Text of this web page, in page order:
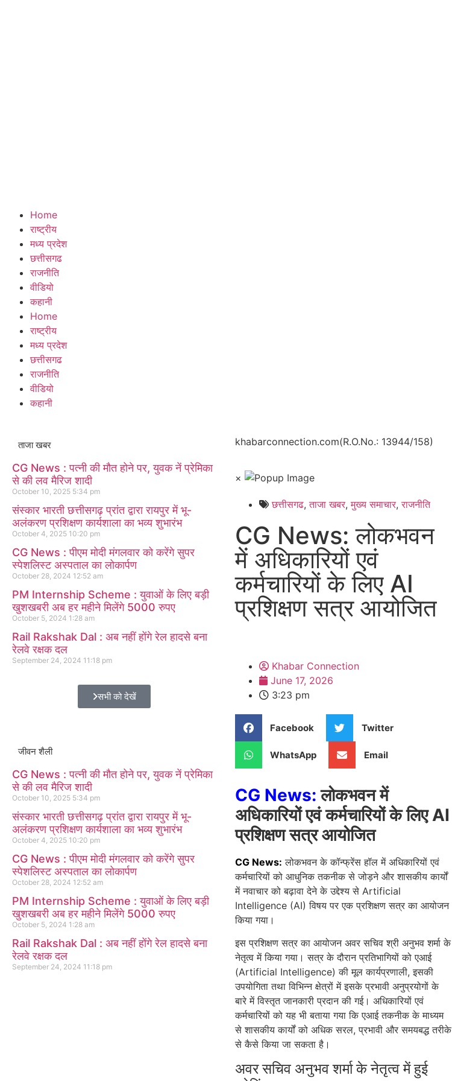
Home
राष्ट्रीय
मध्य प्रदेश
छत्तीसगढ
राजनीति
वीडियो
कहानी
Home
राष्ट्रीय
मध्य प्रदेश
छत्तीसगढ
राजनीति
वीडियो
कहानी
ताजा खबर
CG News : पत्नी की मौत होने पर, युवक नें प्रेमिका
से की लव मैरिज शादी
October 10, 2025 5:34 pm
संस्कार भारती छत्तीसगढ़ प्रांत द्वारा रायपुर में भू-
अलंकरण प्रशिक्षण कार्यशाला का भव्य शुभारंभ
October 4, 2025 10:20 pm
CG News : पीएम मोदी मंगलवार को करेंगे सुपर
स्पेशलिस्ट अस्पताल का लोकार्पण
October 28, 2024 12:52 am
PM Internship Scheme : युवाओं के लिए बड़ी
खुशखबरी अब हर महीने मिलेंगे 5000 रुपए
October 5, 2024 1:28 am
Rail Rakshak Dal : अब नहीं होंगे रेल हादसे बना
रेलवे रक्षक दल
September 24, 2024 11:18 pm
सभी को देखें
जीवन शैली
CG News : पत्नी की मौत होने पर, युवक नें प्रेमिका
से की लव मैरिज शादी
October 10, 2025 5:34 pm
संस्कार भारती छत्तीसगढ़ प्रांत द्वारा रायपुर में भू-
अलंकरण प्रशिक्षण कार्यशाला का भव्य शुभारंभ
October 4, 2025 10:20 pm
CG News : पीएम मोदी मंगलवार को करेंगे सुपर
स्पेशलिस्ट अस्पताल का लोकार्पण
October 28, 2024 12:52 am
PM Internship Scheme : युवाओं के लिए बड़ी
खुशखबरी अब हर महीने मिलेंगे 5000 रुपए
October 5, 2024 1:28 am
Rail Rakshak Dal : अब नहीं होंगे रेल हादसे बना
रेलवे रक्षक दल
September 24, 2024 11:18 pm
khabarconnection.com(R.O.No.: 13944/158)
×
छत्तीसगढ,ताजा खबर,मुख्य समाचार​,राजनीति
CG News: लोकभवन
में अधिकारियों एवं
कर्मचारियों के लिए AI
प्रशिक्षण सत्र आयोजित
Khabar Connection
June 17, 2026
3:23 pm
Facebook Twitter
WhatsApp Email
CG News: लोकभवन में
अधिकारियों एवं कर्मचारियों के लिए AI
प्रशिक्षण सत्र आयोजित
CG News: लोकभवन के कॉन्फ्रेंस हॉल में अधिकारियों एवं
कर्मचारियों को आधुनिक तकनीक से जोड़ने और शासकीय कार्यों
में नवाचार को बढ़ावा देने के उद्देश्य से Artificial
Intelligence (AI) विषय पर एक प्रशिक्षण सत्र का आयोजन
किया गया।
इस प्रशिक्षण सत्र का आयोजन अवर सचिव श्री अनुभव शर्मा के
नेतृत्व में किया गया। सत्र के दौरान प्रतिभागियों को एआई
(Artificial Intelligence) की मूल कार्यप्रणाली, इसकी
उपयोगिता तथा विभिन्न क्षेत्रों में इसके प्रभावी अनुप्रयोगों के
बारे में विस्तृत जानकारी प्रदान की गई। अधिकारियों एवं
कर्मचारियों को यह भी बताया गया कि एआई तकनीक के माध्यम
से शासकीय कार्यों को अधिक सरल, प्रभावी और समयबद्ध तरीके
से कैसे किया जा सकता है।
अवर सचिव अनुभव शर्मा के नेतृत्व में हुई